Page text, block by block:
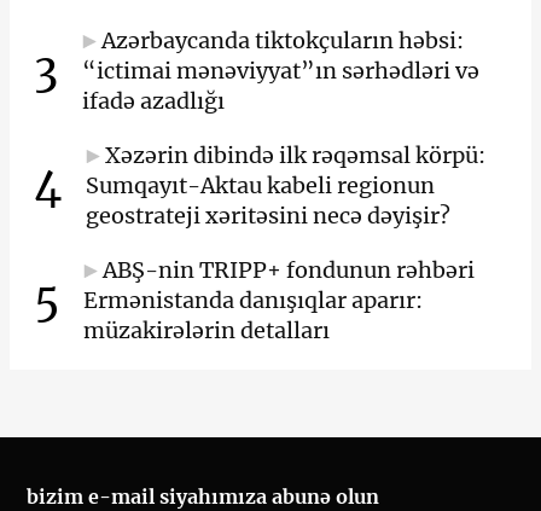
3
Azərbaycanda tiktokçuların həbsi:
“ictimai mənəviyyat”ın sərhədləri və
ifadə azadlığı
4
Xəzərin dibində ilk rəqəmsal körpü:
Sumqayıt-Aktau kabeli regionun
geostrateji xəritəsini necə dəyişir?
5
ABŞ-nin TRIPP+ fondunun rəhbəri
Ermənistanda danışıqlar aparır:
müzakirələrin detalları
bizim e-mail siyahımıza abunə olun